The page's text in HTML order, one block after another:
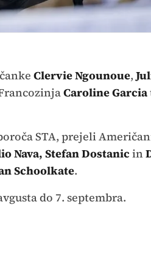
Clervie Ngounoue,
Caroline Garcia
STA, prejeli
Nava, Stefan Dostanicin
Schoolkate.
do 7. septembra.